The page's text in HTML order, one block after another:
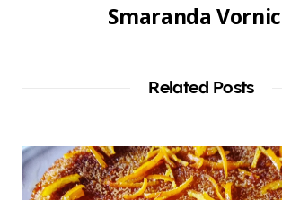
Smaranda
Related Posts